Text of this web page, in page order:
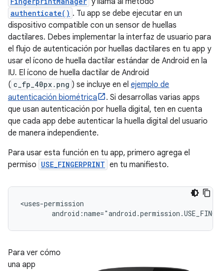
authenticate() . Tu app se debe ejecutar en un
dispositivo compatible con un sensor de huellas
dactilares. Debes implementar la interfaz de usuario para
el flujo de autenticación por huellas dactilares en tu app y
usar el ícono de huella dactilar estándar de Android en la
IU. El ícono de huella dactilar de Android
( c_fp_40px.png ) se incluye en el ejemplo de
autenticación biométrica
. Si desarrollas varias apps
que usan autenticación por huella digital, ten en cuenta
que cada app debe autenticar la huella digital del usuario
de manera independiente.
Para usar esta función en tu app, primero agrega el
permiso USE_FINGERPRINT en tu manifiesto.
Para ver cómo
una app